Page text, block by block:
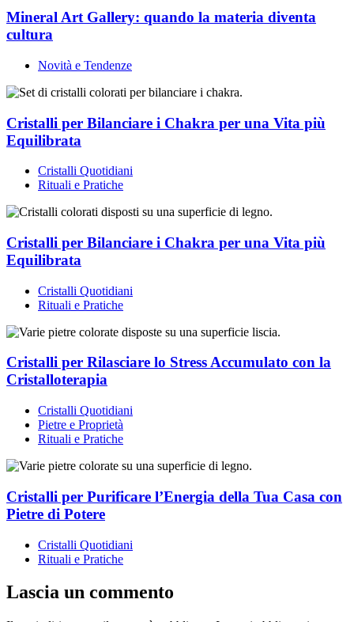
Mineral Art Gallery: quando la materia diventa
cultura
Novità e Tendenze
Cristalli per Bilanciare i Chakra per una Vita più
Equilibrata
Cristalli Quotidiani
Rituali e Pratiche
Cristalli per Bilanciare i Chakra per una Vita più
Equilibrata
Cristalli Quotidiani
Rituali e Pratiche
Cristalli per Rilasciare lo Stress Accumulato con la
Cristalloterapia
Cristalli Quotidiani
Pietre e Proprietà
Rituali e Pratiche
Cristalli per Purificare l’Energia della Tua Casa con
Pietre di Potere
Cristalli Quotidiani
Rituali e Pratiche
Lascia un commento